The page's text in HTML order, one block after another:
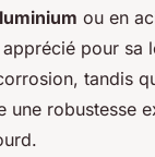
ou en
pour sa
tandis
une robustesse